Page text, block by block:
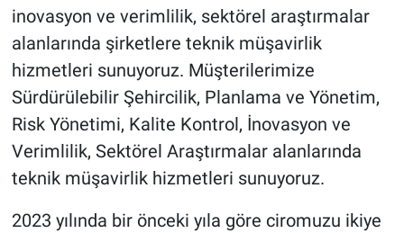
inovasyon ve verimlilik, sektörel araştırmalar
alanlarında şirketlere teknik müşavirlik
hizmetleri sunuyoruz. Müşterilerimize
Sürdürülebilir Şehircilik, Planlama ve Yönetim,
Risk Yönetimi, Kalite Kontrol, İnovasyon ve
Verimlilik, Sektörel Araştırmalar alanlarında
teknik müşavirlik hizmetleri sunuyoruz.
2023 yılında bir önceki yıla göre ciromuzu ikiye